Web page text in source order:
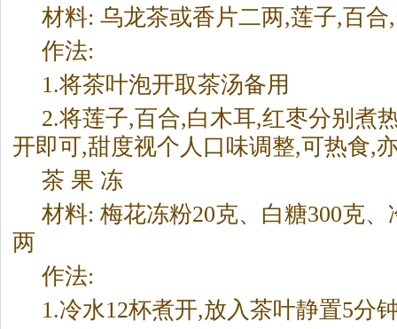
材料: 乌龙茶或香片二两,莲子,百
作法:
1.将茶叶泡开取茶汤备用
2.将莲子,百合,白木耳,红枣分别煮
开即可,甜度视个人口味调整,可热食,
茶 果 冻
材料: 梅花冻粉20克、白糖300克、
两
作法:
1.冷水12杯煮开,放入茶叶静置5分